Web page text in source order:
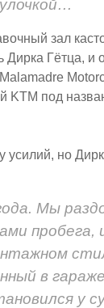
зал
Гётца, и
KTM под
усилий, но
Мы
в
у